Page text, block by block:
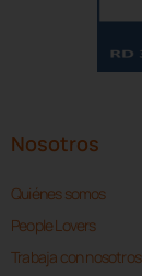
Nosotros
Quiénes somos
People Lovers
Trabaja con nosotros